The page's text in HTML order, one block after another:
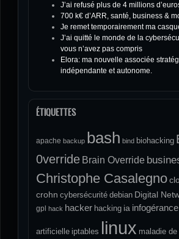
J’ai refusé plus de 4 millions
700 k€ d’ARR, santé, business &
Je remet temporairement ma
J’ai quitté le monde de la
vous n’avez pas compris
Elora: ma nouvelle associée
indépendante et autonome.
ÉTIQUETTES
apache backup bash bind biohacking
0verride Brain Override
Christophe Casalegno
crohn cybersécurité debian Digital
gpl
hack hacker hacking ia infogérance
artificielle iptables linux maladie